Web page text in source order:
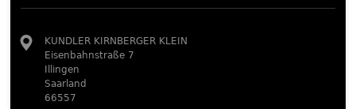
KUNDLER KIRNBERGER KLEIN
Eisenbahnstraße 7
Illingen
Saarland
66557